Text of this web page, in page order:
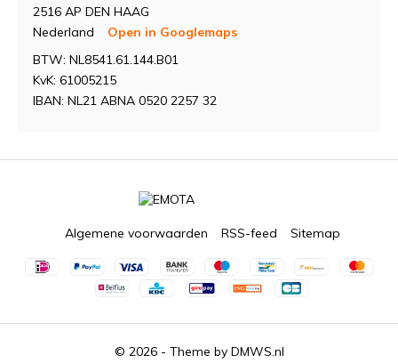
2516 AP DEN HAAG
Nederland
Open in Googlemaps
BTW: NL8541.61.144.B01
KvK: 61005215
IBAN: NL21 ABNA 0520 2257 32
© 2026 - Theme by DMWS.nl
Algemene voorwaarden RSS-feed Sitemap